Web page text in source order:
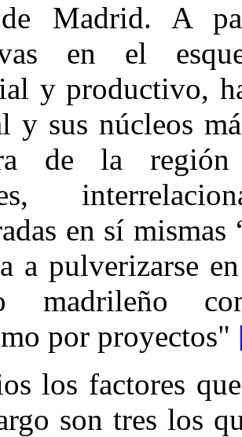
Madrid. A
en el
y productivo,
y sus núcleos
de la
en sí
a pulverizarse
madrileño
por proyectos"
los factores
son tres los